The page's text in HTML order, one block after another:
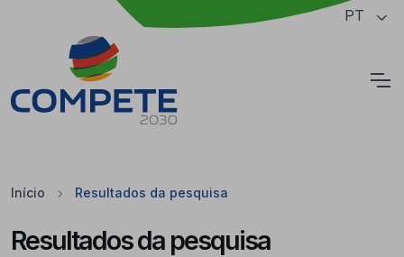
Saltar para o conteúdo principal da página PT
Início Resultados da pesquisa
Resultados da pesquisa